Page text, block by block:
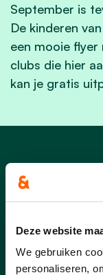
Deze website
We gebruiken
personaliseren,
September is
De kinderen
een mooie flyer
clubs die hier
kan je gratis